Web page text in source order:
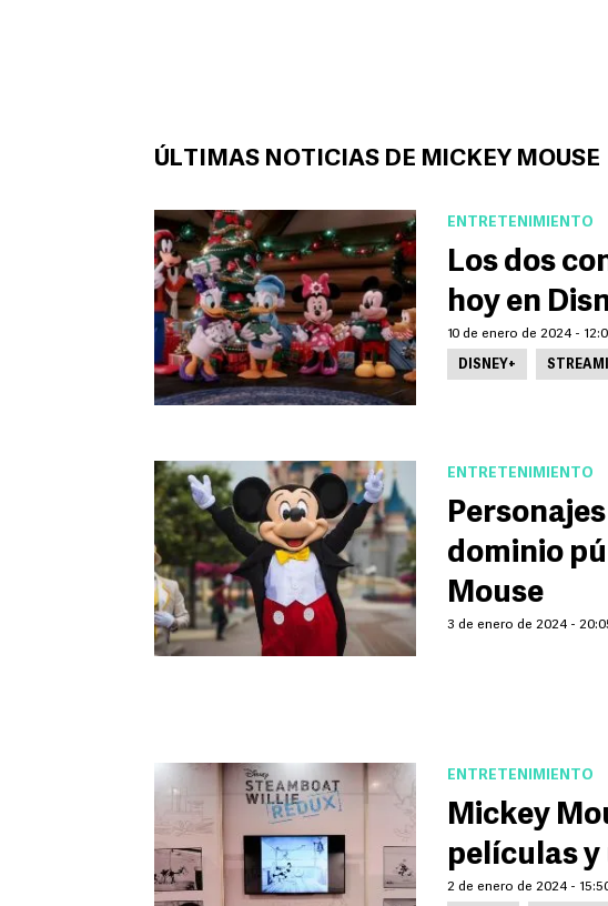
ÚLTIMAS NOTICIAS DE MICKEY MOUSE
ENTRETENIMIENTO
Los dos
hoy en
10 de enero de 2024 -
DISNEY+
ENTRETENIMIENTO
dominio
Mouse
3 de enero de 2024 -
ENTRETENIMIENTO
Mickey
películas
2 de enero de 2024 -